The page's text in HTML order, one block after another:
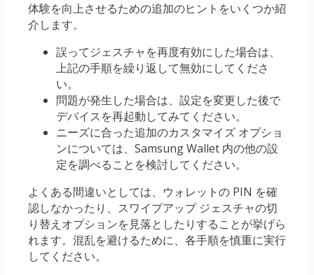
体験を向上させるための追加のヒントをいくつか紹
介します。
誤ってジェスチャを再度有効にした場合は、
上記の手順を繰り返して無効にしてくださ
い。
問題が発生した場合は、設定を変更した後で
デバイスを再起動してみてください。
ニーズに合った追加のカスタマイズ オプショ
ンについては、Samsung Wallet 内の他の設
定を調べることを検討してください。
よくある間違いとしては、ウォレットの PIN を確
認しなかったり、スワイプアップ ジェスチャの切
り替えオプションを見落としたりすることが挙げら
れます。混乱を避けるために、各手順を慎重に実行
してください。